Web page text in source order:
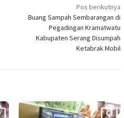
Pos berikutnya
Buang Sampah Sembarangan di
Pegadingan Kramatwatu
Kabupaten Serang Disumpah
Ketabrak Mobil